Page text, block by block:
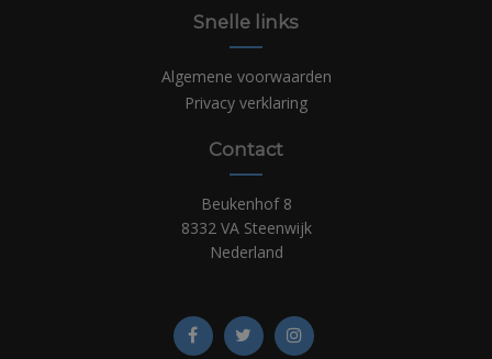
Snelle links
Algemene voorwaarden
Privacy verklaring
Contact
Beukenhof 8
8332 VA Steenwijk
Nederland